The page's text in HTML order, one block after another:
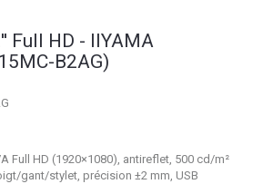
Full HD - IIYAMA
B2AG)
Full HD (1920×1080), antireflet, 500 cd/m²
gant/stylet, précision ±2 mm, USB